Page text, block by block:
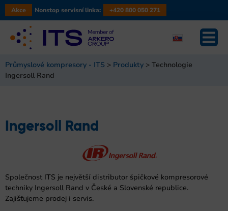
Akce Nonstop servisní linka: +420 800 050 271
Průmyslové kompresory - ITS > Produkty > Technologie
Ingersoll Rand
Ingersoll Rand
Společnost ITS je největší distributor špičkové kompresorové
techniky Ingersoll Rand v České a Slovenské republice.
Zajišťujeme prodej i servis.